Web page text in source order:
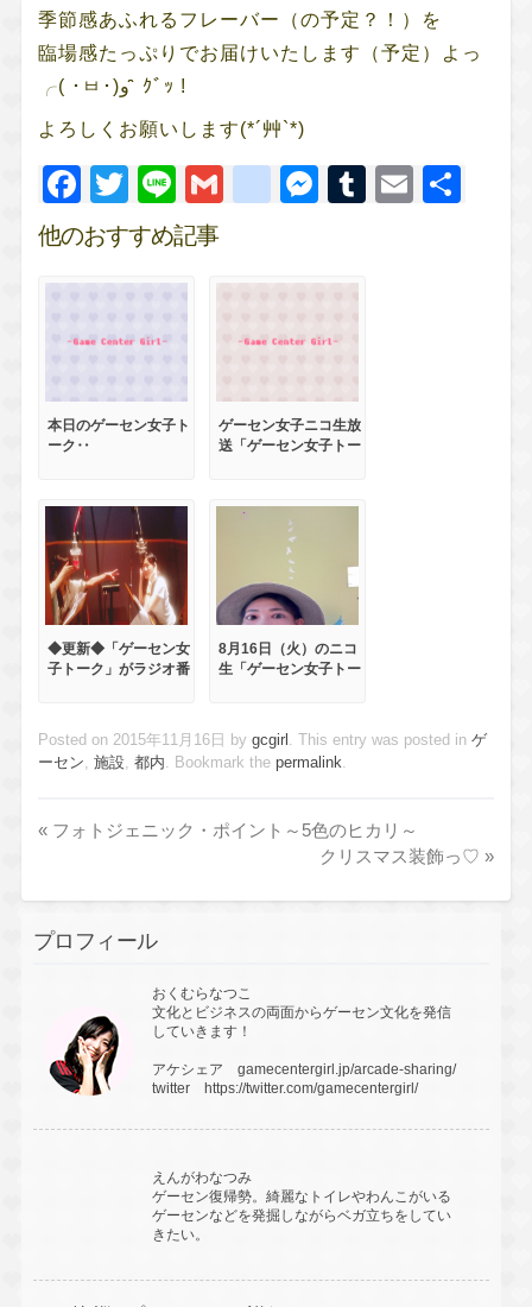
季節感あふれるフレーバー（の予定？！）を
臨場感たっぷりでお届けいたします（予定）よっ
╭( ･ㅂ･)و ̑̑ ｸﾞｯ !
よろしくお願いします(*´艸`*)
Facebook
Twitter
Line Gmail Messenger
Tumblr
Email
他のおすすめ記事
本日のゲーセン女子ト
ーク‥
ゲーセン女子ニコ生放
送「ゲーセン女子トー
◆更新◆「ゲーセン女
子トーク」がラジオ番
8月16日（火）のニコ
生「ゲーセン女子トー
Posted on 2015年11月16日 by gcgirl . This entry was posted in ゲ
ーセン 施設, 都内 . Bookmark the permalink
«フォトジェニック・ポイント～5色のヒカリ～
クリスマス装飾っ♡»
プロフィール
おくむらなつこ
文化とビジネスの両面からゲーセン文化を発信
していきます！
アケシェア gamecentergirl.jp/arcade-sharing/
twitter https://twitter.com/gamecentergirl/
えんがわなつみ
ゲーセン復帰勢。綺麗なトイレやわんこがいる
ゲーセンなどを発掘しながらベガ立ちをしてい
きたい。